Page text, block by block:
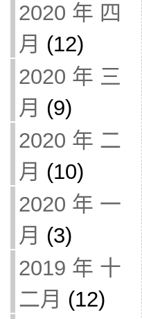
2020 年 四
月 (12)
2020 年 三
月 (9)
2020 年 二
月 (10)
2020 年 一
月 (3)
2019 年 十
二月 (12)